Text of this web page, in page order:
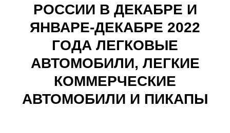
РОССИИ В ДЕКАБРЕ И
ЯНВАРЕ-ДЕКАБРЕ 2022
ГОДА ЛЕГКОВЫЕ
АВТОМОБИЛИ, ЛЕГКИЕ
КОММЕРЧЕСКИЕ
АВТОМОБИЛИ И ПИКАПЫ